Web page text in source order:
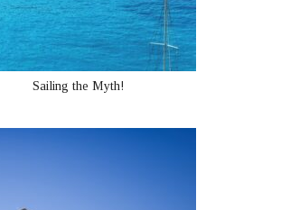
Sailing the Myth!